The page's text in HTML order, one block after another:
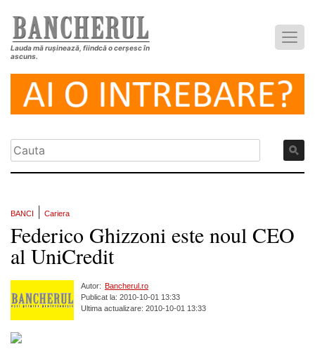
Lauda mă rușinează, fiindcă o cerșesc în
ascuns.
BANCI Cariera
Federico Ghizzoni este noul CEO
al UniCredit
Autor: Bancherul.ro
Publicat la: 2010-10-01 13:33
Ultima actualizare: 2010-10-01 13:33